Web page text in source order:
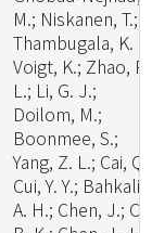
M.; Niskanen, T.;
Thambugala, K.
Voigt, K.; Zhao, R.
L.; Li, G. J.;
Doilom, M.;
Boonmee, S.;
Yang, Z. L.; Cai,
Cui, Y. Y.; Bahkali,
A. H.; Chen, J.;